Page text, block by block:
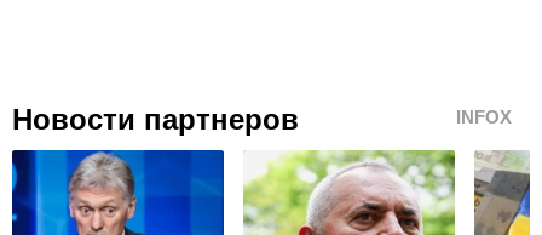
Новости партнеров INFOX